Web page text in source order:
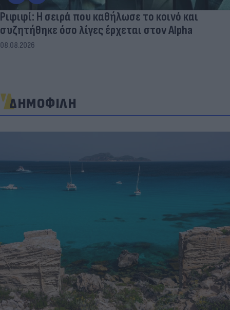
Ριφιφί: Η σειρά που καθήλωσε το κοινό και
συζητήθηκε όσο λίγες έρχεται στον Alpha
08.08.2026
ΔΗΜΟΦΙΛΗ